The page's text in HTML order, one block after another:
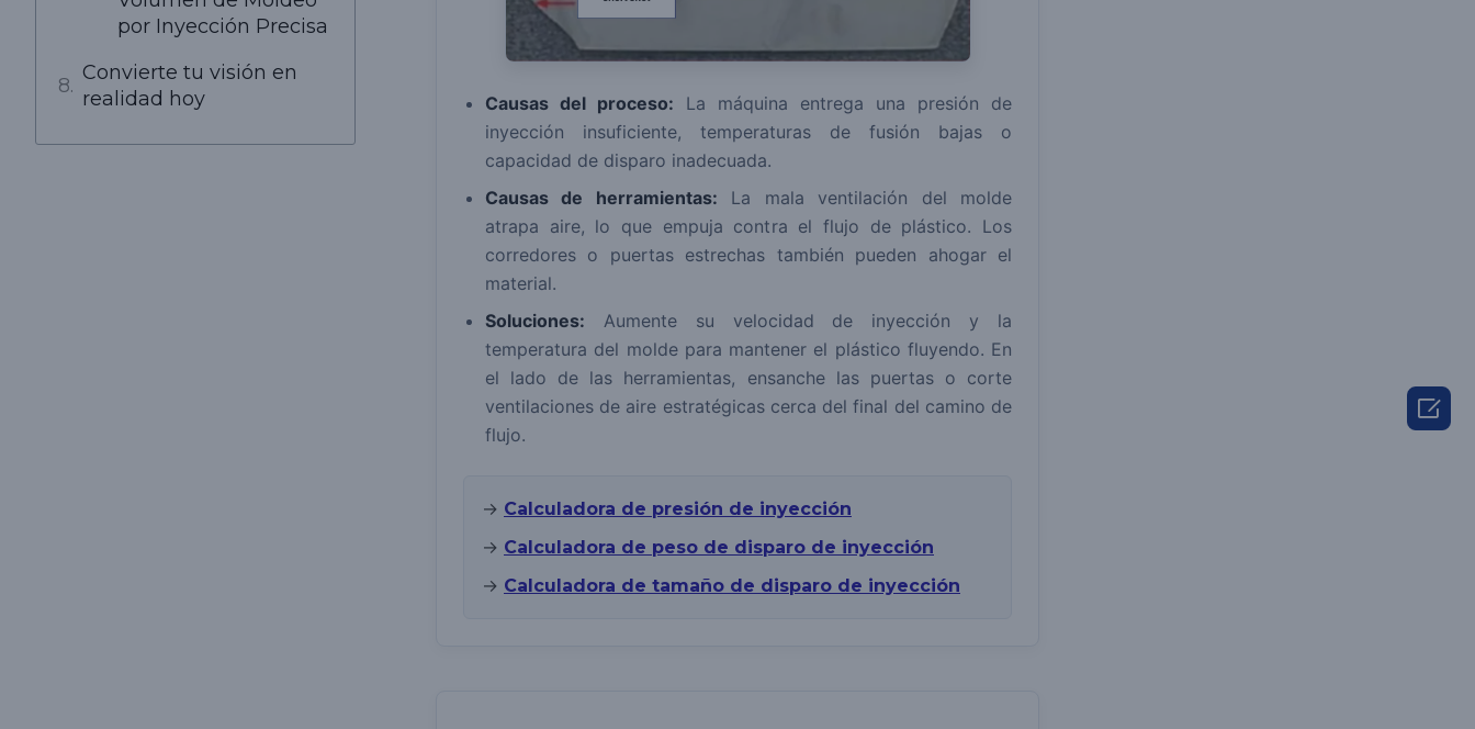
por Inyección Precisa
Convierte tu visión en
realidad hoy
Causas del proceso: La máquina entrega una presión de
inyección insuficiente, temperaturas de fusión bajas o
capacidad de disparo inadecuada.
Causas de herramientas: La mala ventilación del molde
atrapa aire, lo que empuja contra el flujo de plástico. Los
corredores o puertas estrechas también pueden ahogar el
material.
Soluciones: Aumente su velocidad de inyección y la
temperatura del molde para mantener el plástico fluyendo. En
el lado de las herramientas, ensanche las puertas o corte
ventilaciones de aire estratégicas cerca del final del camino de
flujo.
→ Calculadora de presión de inyección
→ Calculadora de peso de disparo de inyección
→ Calculadora de tamaño de disparo de inyección
